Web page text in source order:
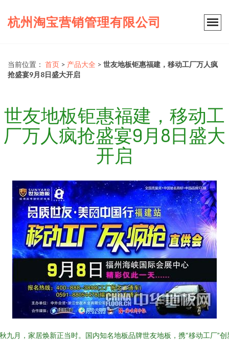
杭州淘宝营销管理有限公司
当前位置： 首页 > 产品大全 > 世友地板钜惠福建，移动工厂万人疯
抢盛宴9月8日盛大开启
世友地板钜惠福建，移动工
厂万人疯抢盛宴9月8日盛大
开启
九月，家居焕新正当时。国内知名地板品牌世友地板，携“移动工厂”创